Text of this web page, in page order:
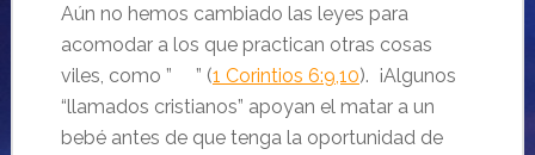
Aún no hemos cambiado las leyes para
acomodar a los que practican otras cosas
viles, como ” ” (1 Corintios 6:9,10). ¡Algunos
“llamados cristianos” apoyan el matar a un
bebé antes de que tenga la oportunidad de